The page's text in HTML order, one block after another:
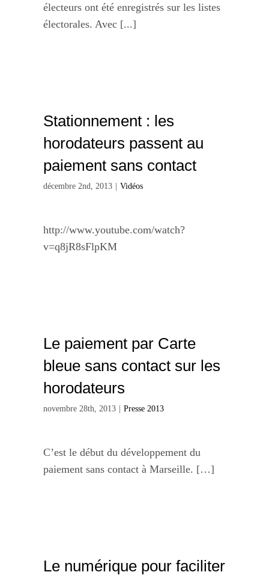
électeurs ont été enregistrés sur les listes
électorales. Avec [...]
Stationnement : les
horodateurs passent au
paiement sans contact
décembre 2nd, 2013 | Vidéos
http://www.youtube.com/watch?
v=q8jR8sFlpKM
Le paiement par Carte
bleue sans contact sur les
horodateurs
novembre 28th, 2013 | Presse 2013
C’est le début du développement du
paiement sans contact à Marseille. […]
Le numérique pour faciliter